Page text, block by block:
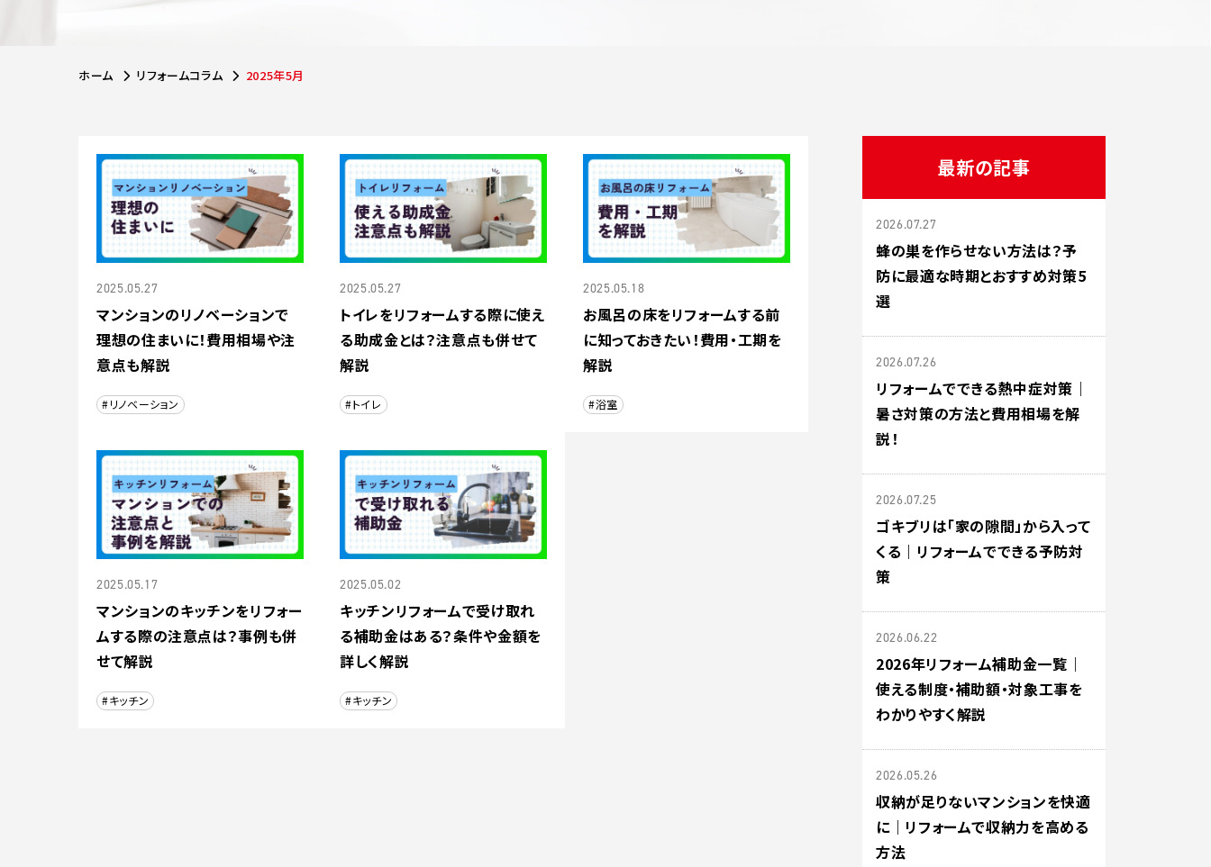
ホーム リフォームコラム 2025年5月
2025.05.27
マンションのリノベーションで
理想の住まいに！費用相場や注
意点も解説
#リノベーション
2025.05.27
トイレをリフォームする際に使え
る助成金とは？注意点も併せて
解説
#トイレ
2025.05.18
お風呂の床をリフォームする前
に知っておきたい！費用・工期を
解説
#浴室
2025.05.17
マンションのキッチンをリフォー
ムする際の注意点は？事例も併
せて解説
#キッチン
2025.05.02
キッチンリフォームで受け取れ
る補助金はある？条件や金額を
詳しく解説
#キッチン
最新の記事
2026.07.27
蜂の巣を作らせない方法は？予
防に最適な時期とおすすめ対策5
選
2026.07.26
リフォームでできる熱中症対策｜
暑さ対策の方法と費用相場を解
説！
2026.07.25
ゴキブリは「家の隙間」から入って
くる｜リフォームでできる予防対
策
2026.06.22
2026年リフォーム補助金一覧｜
使える制度・補助額・対象工事を
わかりやすく解説
2026.05.26
収納が足りないマンションを快適
に｜リフォームで収納力を高める
方法